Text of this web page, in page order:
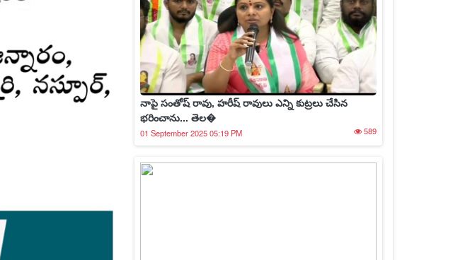
నాపై సంతోష్ రావు, హరీష్ రావులు ఎన్ని కుట్రలు చేసిన
భరించాను... తెల�
01 September 2025 05:19 PM 589